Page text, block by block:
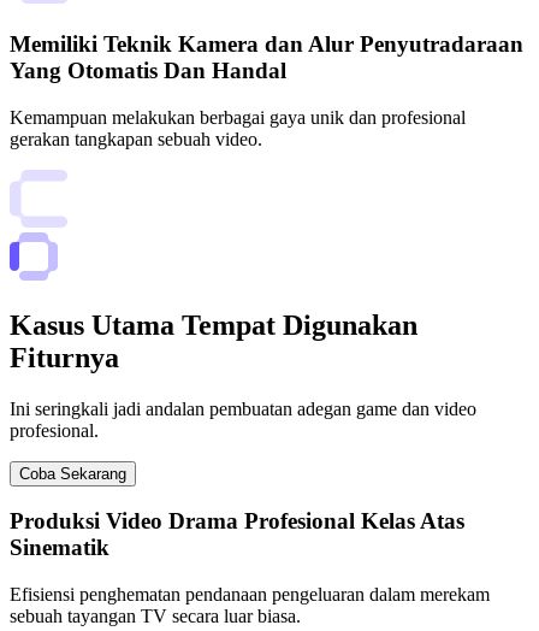
Memiliki Teknik Kamera dan Alur Penyutradaraan
Yang Otomatis Dan Handal
Kemampuan melakukan berbagai gaya unik dan profesional
gerakan tangkapan sebuah video.
Kasus Utama Tempat Digunakan
Fiturnya
Ini seringkali jadi andalan pembuatan adegan game dan video
profesional.
Coba Sekarang
Produksi Video Drama Profesional Kelas Atas
Sinematik
Efisiensi penghematan pendanaan pengeluaran dalam merekam
sebuah tayangan TV secara luar biasa.